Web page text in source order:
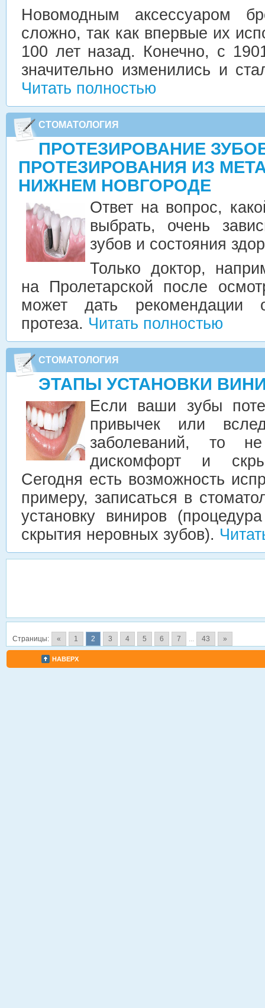
Новомодным аксессуаром
сложно, так как впервые их
100 лет назад. Конечно, с
значительно изменились и
Читать полностью
СТОМАТОЛОГИЯ
ПРОТЕЗИРОВАНИЕ
ПРОТЕЗИРОВАНИЯ ИЗ
НИЖНЕМ НОВГОРОДЕ
Ответ на вопрос,
выбрать, очень
зубов и состояния
Только доктор,
на Пролетарской после
может дать рекомендации
протеза. Читать полностью
СТОМАТОЛОГИЯ
ЭТАПЫ УСТАНОВКИ
Если ваши зубы
привычек или
заболеваний, то
дискомфорт и
Сегодня есть возможность
примеру, записаться в
установку виниров
скрытия неровных зубов).
Страницы: « 1 2 3 4 5 6 7 ... 43 »
НАВЕРХ